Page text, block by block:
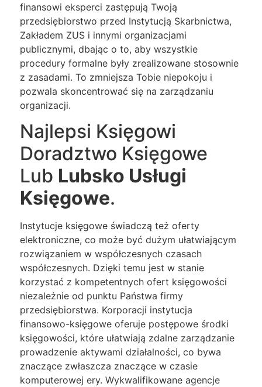
finansowi eksperci zastępują Twoją
przedsiębiorstwo przed Instytucją Skarbnictwa,
Zakładem ZUS i innymi organizacjami
publicznymi, dbając o to, aby wszystkie
procedury formalne były zrealizowane stosownie
z zasadami. To zmniejsza Tobie niepokoju i
pozwala skoncentrować się na zarządzaniu
organizacji.
Najlepsi Księgowi
Doradztwo Księgowe
Lub Lubsko Usługi
Księgowe.
Instytucje księgowe świadczą też oferty
elektroniczne, co może być dużym ułatwiającym
rozwiązaniem w współczesnych czasach
współczesnych. Dzięki temu jest w stanie
korzystać z kompetentnych ofert księgowości
niezależnie od punktu Państwa firmy
przedsiębiorstwa. Korporacji instytucja
finansowo-księgowe oferuje postępowe środki
księgowości, które ułatwiają zdalne zarządzanie
prowadzenie aktywami działalności, co bywa
znaczące zwłaszcza znaczące w czasie
komputerowej ery. Wykwalifikowane agencje